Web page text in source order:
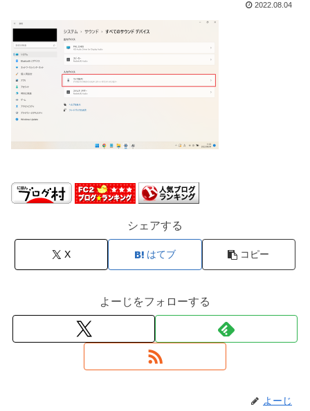
2022.08.04
シェアする
X はてブ コピー
よーじをフォローする
よーじ